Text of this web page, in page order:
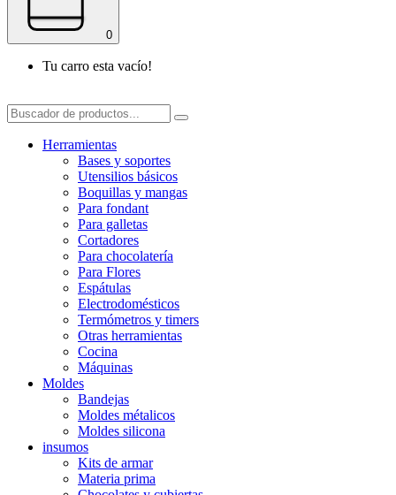
0
Tu carro esta vacío!
Herramientas
Bases y soportes
Utensilios básicos
Boquillas y mangas
Para fondant
Para galletas
Cortadores
Para chocolatería
Para Flores
Espátulas
Electrodomésticos
Termómetros y timers
Otras herramientas
Cocina
Máquinas
Moldes
Bandejas
Moldes métalicos
Moldes silicona
insumos
Kits de armar
Materia prima